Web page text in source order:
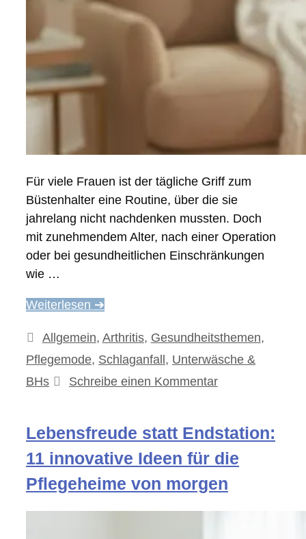
Für viele Frauen ist der tägliche Griff zum
Büstenhalter eine Routine, über die sie
jahrelang nicht nachdenken mussten. Doch
mit zunehmendem Alter, nach einer Operation
oder bei gesundheitlichen Einschränkungen
wie …
Weiterlesen ➔
Kategorien
Allgemein, Arthritis, Gesundheitsthemen,
Pflegemode, Schlaganfall , Unterwäsche &
BHs
Schreibe einen Kommentar
Lebensfreude statt Endstation:
11 innovative Ideen für die
Pflegeheime von morgen